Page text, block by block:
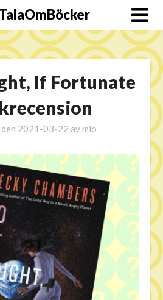
If Fortunate
2021-03-22 av mio